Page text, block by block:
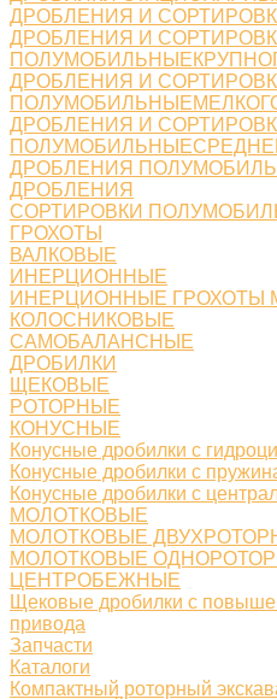
ДРОБЛЕНИЯ И
ДРОБЛЕНИЯ И
ДРОБЛЕНИЯ И
ДРОБЛЕНИЯ И
ДРОБЛЕНИЯ
ДРОБЛЕНИЯ
СОРТИРОВКИ
ГРОХОТЫ
ВАЛКОВЫЕ
ИНЕРЦИОННЫЕ
ИНЕРЦИОННЫЕ ГРОХОТЫ
КОЛОСНИКОВЫЕ
САМОБАЛАНСНЫЕ
ДРОБИЛКИ
ЩЕКОВЫЕ
РОТОРНЫЕ
КОНУСНЫЕ
Конусные дробилки с
Конусные дробилки с
Конусные дробилки с
МОЛОТКОВЫЕ
МОЛОТКОВЫЕ
МОЛОТКОВЫЕ
ЦЕНТРОБЕЖНЫЕ
Щековые дробилки с
привода
Запчасти
Каталоги
Компактный роторный